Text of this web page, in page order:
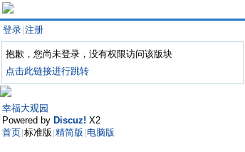
登录 注册
抱歉，您尚未登录，没有权限访问该版块
点击此链接进行跳转
幸福大观园
Powered by Discuz! X2
首页 标准版 精简版 电脑版